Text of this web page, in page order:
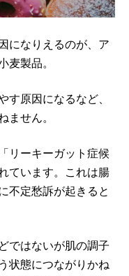
になりえるのが、ア
麦製品。
す原因になるなど、
ません。
リーキーガット症候
ています。これは腸
不定愁訴が起きると
ではないが肌の調子
状態につながりかね